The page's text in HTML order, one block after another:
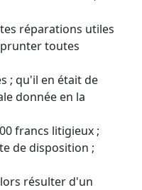
réparations utiles
toutes
; qu'il en était de
donnée en la
francs litigieux ;
de disposition ;
résulter d'un